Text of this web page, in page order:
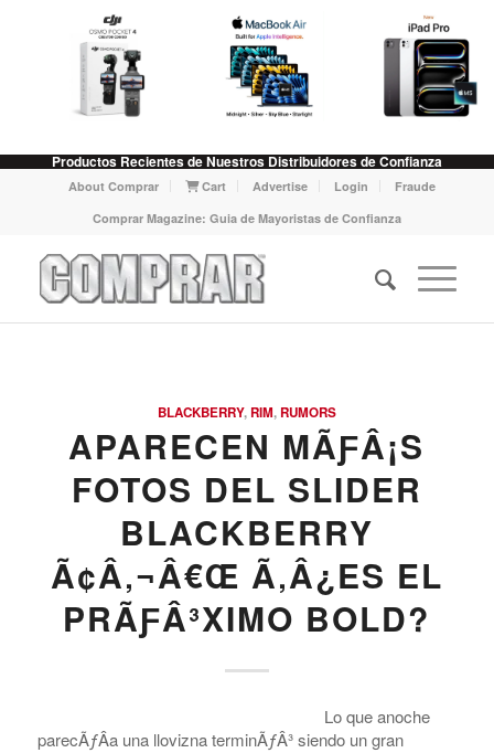
Productos Recientes de Nuestros Distribuidores de Confianza
About Comprar Cart Advertise Login
Fraude
Comprar Magazine: Guia de Mayoristas de Confianza
BLACKBERRY, RIM, RUMORS
APARECEN MÃƑÂ¡S
FOTOS DEL SLIDER
BLACKBERRY
Ã¢Â‚¬Â€Œ Ã‚Â¿ES EL
PRÃƑÂ³XIMO BOLD?
Lo que anoche
parecÃƒÂ­a una llovizna terminÃƒÂ³ siendo un gran